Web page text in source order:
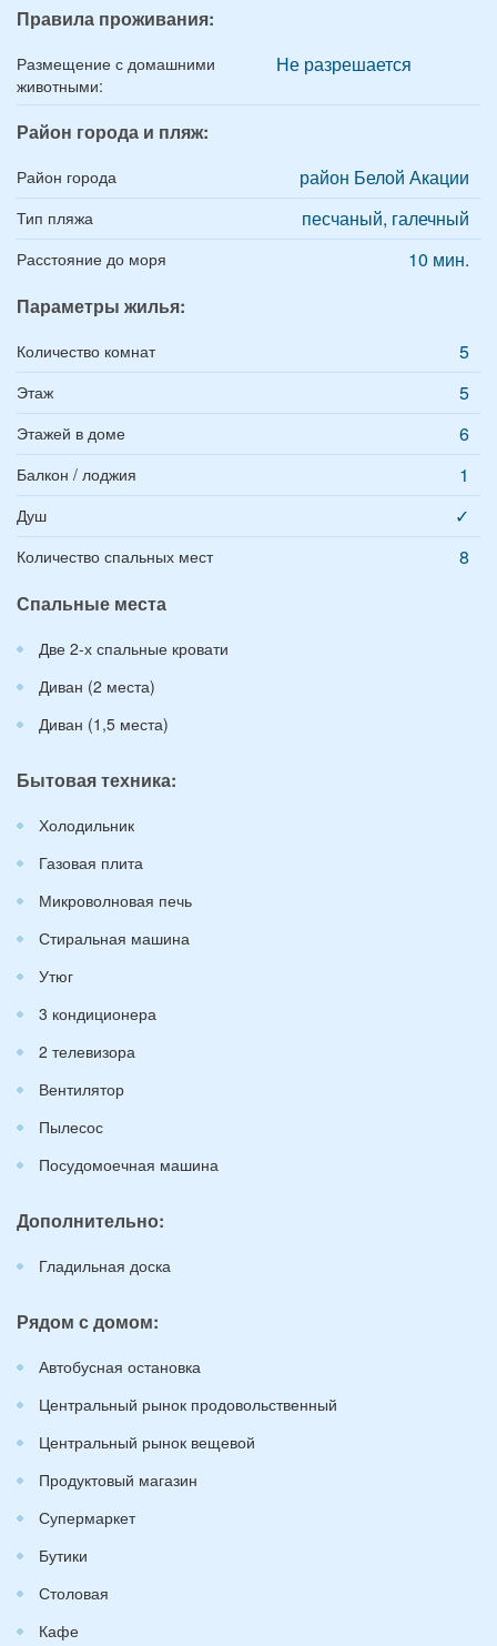
Правила проживания:
Размещение с домашними
животными:
Не разрешается
Район города и пляж:
Район города район Белой Акации
Тип пляжа песчаный, галечный
Расстояние до моря
10 мин.
Параметры жилья:
Количество комнат 5
Этаж 5
Этажей в доме 6
Балкон / лоджия 1
Душ ✓
Количество спальных мест
8
Спальные места
Две 2-х спальные кровати
Диван (2 места)
Диван (1,5 места)
Бытовая техника:
Холодильник
Газовая плита
Микроволновая печь
Стиральная машина
Утюг
3 кондиционера
2 телевизора
Вентилятор
Пылесос
Посудомоечная машина
Дополнительно:
Гладильная доска
Рядом с домом:
Автобусная остановка
Центральный рынок продовольственный
Центральный рынок вещевой
Продуктовый магазин
Супермаркет
Бутики
Столовая
Кафе